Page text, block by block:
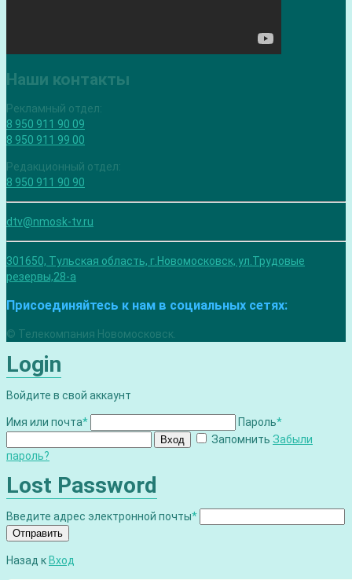
Наши контакты
Рекламный отдел:
8 950 911 90 09
8 950 911 99 00
Редакционный отдел:
8 950 911 90 90
dtv@nmosk-tv.ru
301650, Тульская область, г.Новомосковск, ул.Трудовые
резервы,28-а
Присоединяйтесь к нам в социальных сетях:
© Телекомпания Новомосковск.
Login
Войдите в свой аккаунт
Имя или почта* Пароль*
Вход Запомнить Забыли
пароль?
Lost Password
Введите адрес электронной почты*
Отправить
Назад к Вход